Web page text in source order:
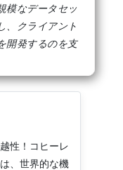
模なデータセッ
、クライアント
開発するのを支
性！コヒーレ
、世界的な機